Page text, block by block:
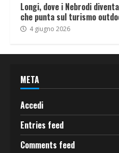
Longi, dove i Nebrodi
che punta sul turismo
4 giugno 2026
META
Accedi
Entries feed
Comments feed